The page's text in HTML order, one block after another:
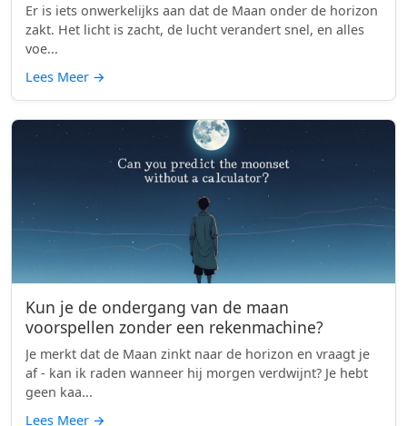
Er is iets onwerkelijks aan dat de Maan onder de horizon
zakt. Het licht is zacht, de lucht verandert snel, en alles
voe...
Lees Meer →
Kun je de ondergang van de maan
voorspellen zonder een rekenmachine?
Je merkt dat de Maan zinkt naar de horizon en vraagt je
af - kan ik raden wanneer hij morgen verdwijnt? Je hebt
geen kaa...
Lees Meer →